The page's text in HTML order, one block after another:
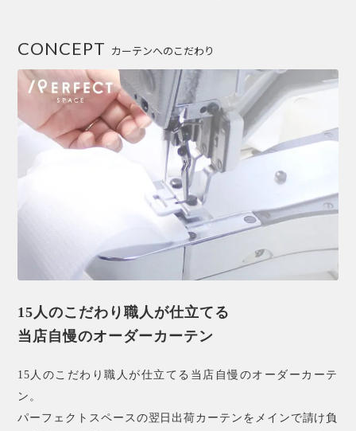
カーテンへのこだわり
CONCEPT
15人のこだわり職人が仕立てる
当店自慢のオーダーカーテン
15人のこだわり職人が仕立てる当店自慢のオーダーカーテ
ン。
パーフェクトスペースの翌日出荷カーテンをメインで請け負